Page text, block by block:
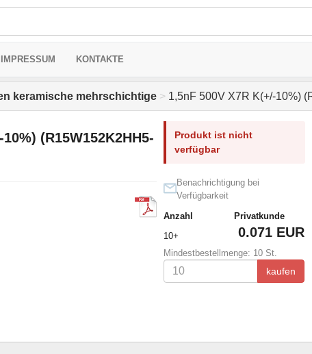
IMPRESSUM KONTAKTE
keramische mehrschichtige > 1,5nF 500V X7R K(+/-10%)
(R15W152K2HH5-
Produkt ist nicht
verfügbar
Benachrichtigung bei
Verfügbarkeit
Anzahl
Privatkunde
10+
0.071 EUR
Mindestbestellmenge: 10 St.
kaufen